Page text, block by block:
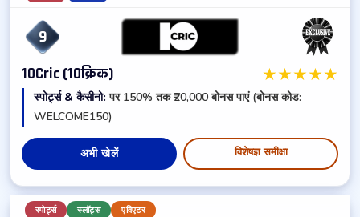
9
10Cric (10क्रिक) ★★★★★
स्पोर्ट्स & कैसीनो: पर 150% तक ₹20,000 बोनस पाएं (बोनस कोड:
WELCOME150)
अभी खेलें विशेषज्ञ समीक्षा
स्पोर्ट्स स्लॉट्स एविएटर